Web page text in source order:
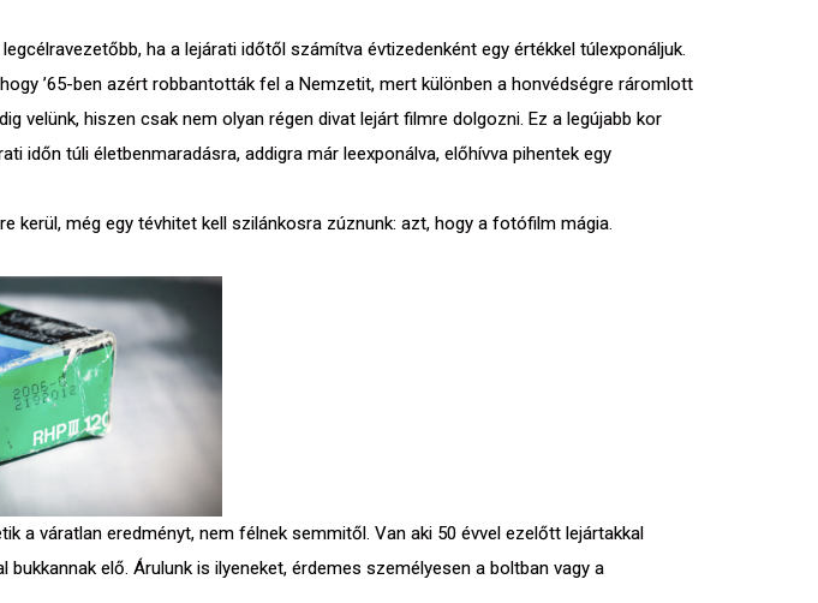
ha a lejárati időtől számítva évtizedenként egy értékkel túlexponáljuk.
’65-ben azért robbantották fel a Nemzetit, mert különben a honvédségre ráromlott
velünk, hiszen csak nem olyan régen divat lejárt filmre dolgozni. Ez a legújabb kor
időn túli életbenmaradásra, addigra már leexponálva, előhívva pihentek egy
kerül, még egy tévhitet kell szilánkosra zúznunk: azt, hogy a fotófilm mágia.
a váratlan eredményt, nem félnek semmitől. Van aki 50 évvel ezelőtt lejártakkal
elő. Árulunk is ilyeneket, érdemes személyesen a boltban vagy a